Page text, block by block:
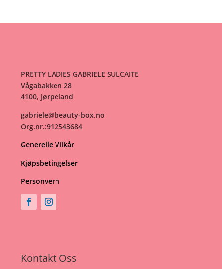
PRETTY LADIES GABRIELE SULCAITE
Vågabakken 28
4100, Jørpeland
gabriele@beauty-box.no
Org.nr.:912543684
Generelle Vilkår
Kjøpsbetingelser
Personvern
Kontakt Oss